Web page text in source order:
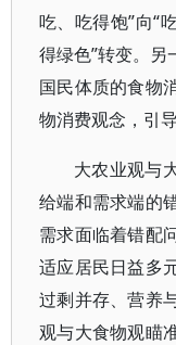
吃、吃得饱”向“
得绿色”转变。
国民体质的食物
物消费观念，引
大农业观与
给端和需求端的
需求面临着错配
适应居民日益多
过剩并存、营养
观与大食物观瞄